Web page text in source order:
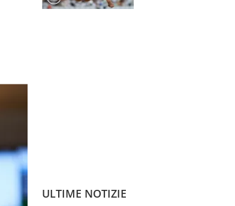
ULTIME NOTIZIE